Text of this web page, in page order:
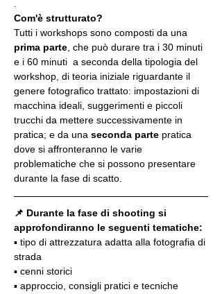
Com'è strutturato?
Tutti i workshops sono composti da una
prima parte , che può durare tra i 30 minuti
e i 60 minuti  a seconda della tipologia del
workshop, di teoria iniziale riguardante il
genere fotografico trattato: impostazioni di
macchina ideali, suggerimenti e piccoli
trucchi da mettere successivamente in
pratica; e da una seconda parte pratica
dove si affronteranno le varie
problematiche che si possono presentare
durante la fase di scatto.
📌 Durante la fase di shooting si
approfondiranno le seguenti tematiche:
▪️ tipo di attrezzatura adatta alla fotografia di
strada
▪️ cenni storici
▪️ approccio, consigli pratici e tecniche